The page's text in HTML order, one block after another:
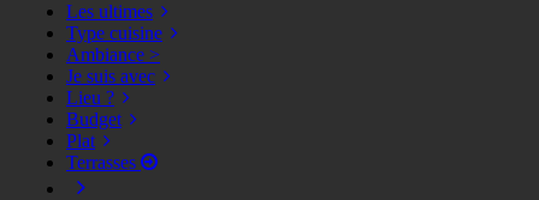
Les ultimes
Type cuisine
Ambiance >
Je suis avec
Lieu ?
Budget
Plat
Terrasses